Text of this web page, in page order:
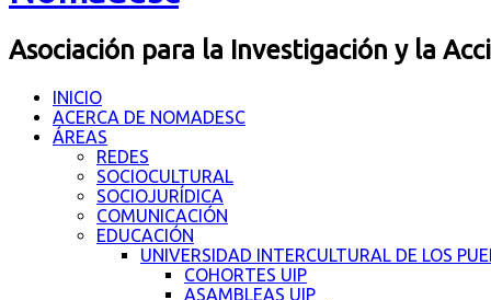
Asociación para la Investigación y la
INICIO
ACERCA DE NOMADESC
ÁREAS
REDES
SOCIOCULTURAL
SOCIOJURÍDICA
COMUNICACIÓN
EDUCACIÓN
UNIVERSIDAD INTERCULTURAL DE LOS
COHORTES UIP
ASAMBLEAS UIP